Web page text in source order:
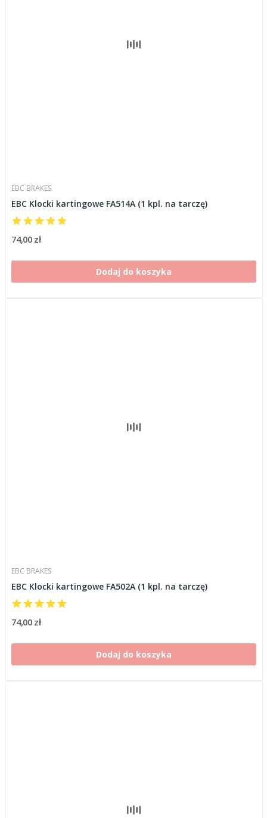
EBC BRAKES
EBC Klocki kartingowe FA514A (1 kpl. na tarczę)
74,00 zł
Dodaj do koszyka
EBC BRAKES
EBC Klocki kartingowe FA502A (1 kpl. na tarczę)
74,00 zł
Dodaj do koszyka